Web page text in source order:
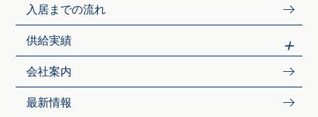
入居までの流れ
供給実績
会社案内
最新情報